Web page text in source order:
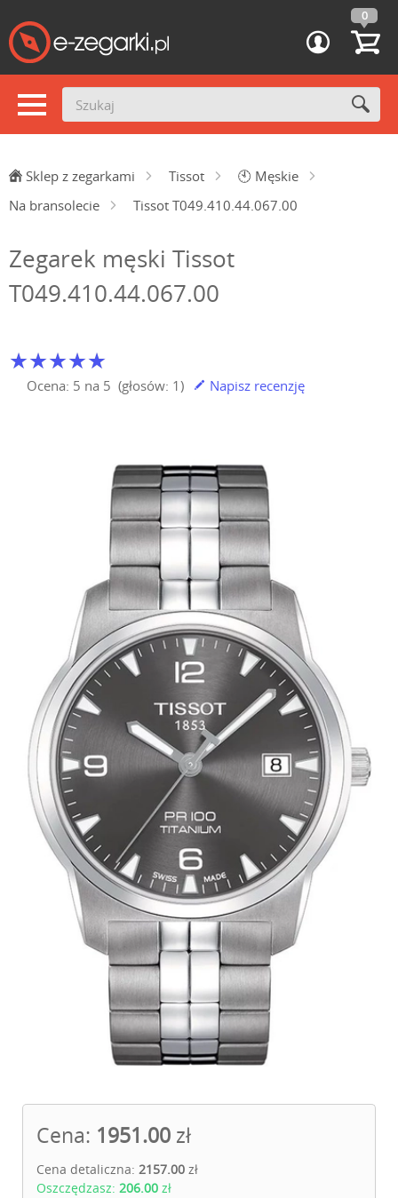
0
Sklep z zegarkami Tissot 🕙 Męskie
Na bransolecie
Tissot T049.410.44.067.00
Zegarek męski Tissot
T049.410.44.067.00
Ocena: 5 na 5 (głosów: 1) Napisz recenzję
Cena: 1951.00 zł
Cena detaliczna: 2157.00 zł
Oszczędzasz: 206.00 zł